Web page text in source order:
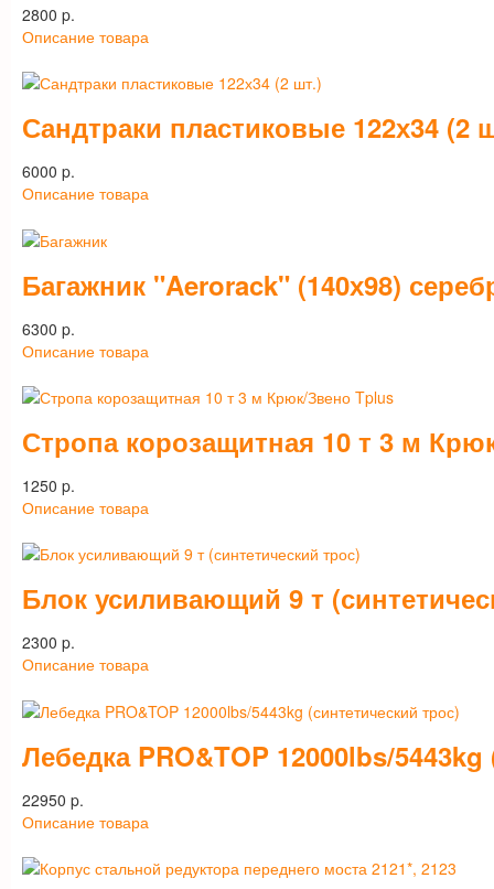
2800 p.
Описание товара
Сандтраки пластиковые 122х34 (2
6000 p.
Описание товара
Багажник "Aerorack" (140х98)
6300 p.
Описание товара
Стропа корозащитная 10 т 3 м
1250 p.
Описание товара
Блок усиливающий 9 т
2300 p.
Описание товара
Лебедка PRO&TOP 12000lbs/
22950 p.
Описание товара